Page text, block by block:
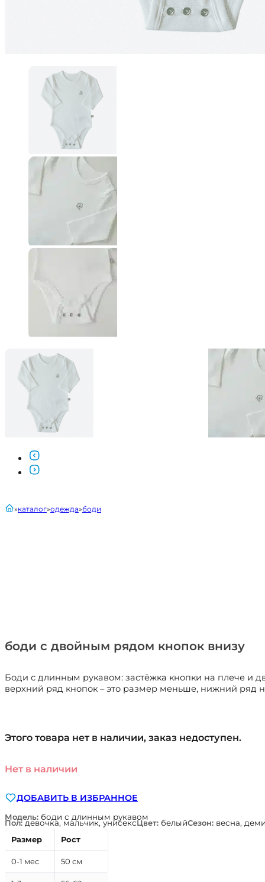
боди с двойным рядом кнопок внизу
Боди с длинным рукавом: застёжка кнопки на плече и
верхний ряд кнопок – это размер меньше, нижний ряд
главнаякаталог одежда боди
Этого товара нет в наличии, заказ недоступен.
Нет в наличии
ДОБАВИТЬ В ИЗБРАННОЕ
Модель: боди с длинным рукавом
Пол:девочка, мальчик, унисексЦвет: белыйСезон: весна,
Размер
Рост
0-1 мес 50 см